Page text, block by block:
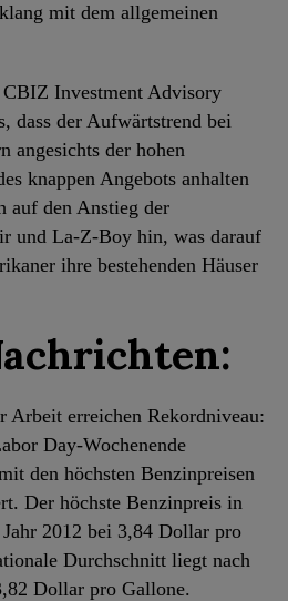
mit dem allgemeinen
Investment Advisory
dass der Aufwärtstrend bei
angesichts der hohen
knappen Angebots anhalten
auf den Anstieg der
und La-Z-Boy hin, was darauf
ihre bestehenden Häuser
Arbeit erreichen Rekordniveau:
Day-Wochenende
den höchsten Benzinpreisen
Der höchste Benzinpreis in
2012 bei 3,84 Dollar pro
Durchschnitt liegt nach
Dollar pro Gallone.